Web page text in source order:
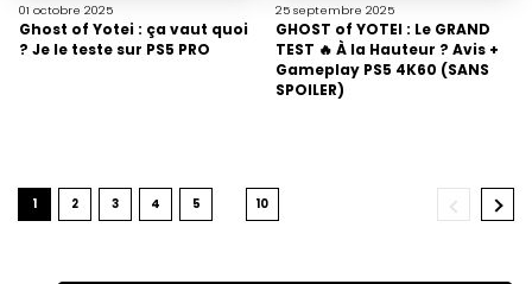
01 octobre 2025
Ghost of Yotei : ça vaut quoi
? Je le teste sur PS5 PRO
25 septembre 2025
GHOST of YOTEI : Le GRAND
TEST 🔥 À la Hauteur ? Avis +
Gameplay PS5 4K60 (SANS
SPOILER)
1 2 3 4 5 10